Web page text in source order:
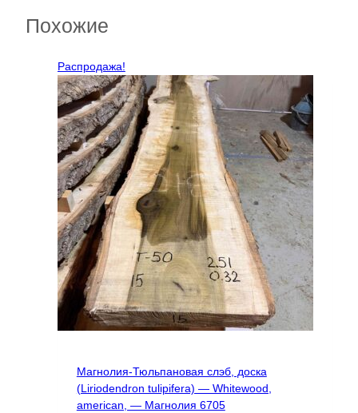
Похожие
Распродажа!
Магнолия-Тюльпановая слэб, доска
(Liriodendron tulipifera) — Whitewood,
american, — Магнолия 6705